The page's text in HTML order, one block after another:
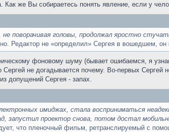
же Вы собираетесь понять явление, если у
головы, продолжал яростно
Редактор не «определил» Сергея в вошедшем, он
фоновому шуму (бывает ошибаемся, я
Сергей не догадывается почему. Во-первых
допущений Сергея - запах.
имиджах, стала восприниматься
запустил проектор снова, потом достал
что пленочный фильм, ретранслируемый с